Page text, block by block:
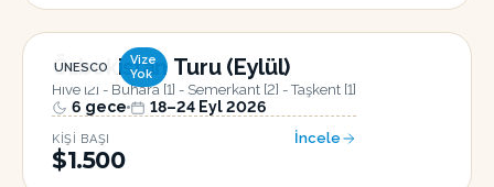
UNESCO
Vize
Yok
Özbekistan Turu (Eylül)
Hive [2] - Buhara [1] - Semerkant [2] - Taşkent [1]
6 gece 18–24 Eyl 2026
KIŞI BAŞI
$1.500
İncele